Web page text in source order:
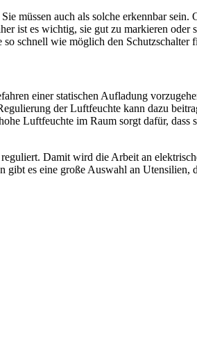
müssen auch als solche erkennbar sein.
ist es wichtig, sie gut zu markieren oder
schnell wie möglich den Schutzschalter
einer statischen Aufladung
der Luftfeuchte kann dazu
Luftfeuchte im Raum sorgt dafür,
Damit wird die Arbeit an
gibt es eine große Auswahl an Utensilien,